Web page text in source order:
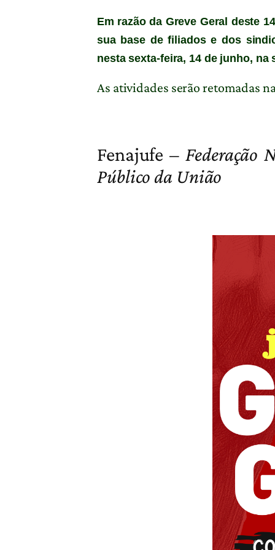
Em razão da Greve Geral deste
sua base de filiados e dos
nesta sexta-feira, 14 de junho, na
As atividades serão retomadas
Fenajufe –Federação
Público da União